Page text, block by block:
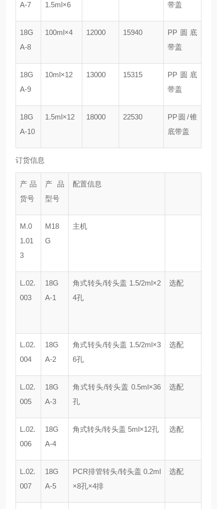
A-7 1.5ml×6 带盖
18G
A-8
100ml×4 12000 15940
PP圆底
带盖
18G
A-9
10ml×12 13000 15315
PP圆底
带盖
18G
A-10
1.5ml×12 18000 22530
PP圆/锥
底带盖
订货信息
产品
货号
产品
型号
配置信息
M.0
1.01
3
M18
G
主机
L.02.
003
18G
A-1
角式转头/转头盖 1.5/2ml×2
4孔
选配
L.02.
004
18G
A-2
角式转头/转头盖 1.5/2ml×3
6孔
选配
L.02.
005
18G
A-3
角式转头/转头盖 0.5ml×36
孔
选配
L.02.
006
18G
A-4
角式转头/转头盖 5ml×12孔 选配
L.02.
007
18G
A-5
PCR排管转头/转头盖 0.2ml
×8孔×4排
选配